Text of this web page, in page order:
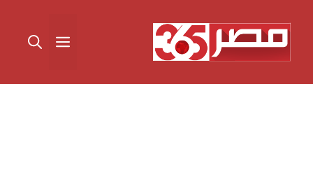
المحتوى القائمة